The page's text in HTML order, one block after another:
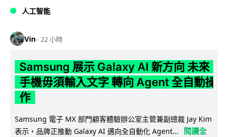
人工智能
Vin 22 小時
Samsung 展示 Galaxy AI 新方向 未來
手機毋須輸入文字 轉向 Agent 全自動操
作
Samsung 電子 MX 部門顧客體驗辦公室主管兼副總裁 Jay Kim
表示，品牌正推動 Galaxy AI 邁向全自動化 Agent...
閱讀全